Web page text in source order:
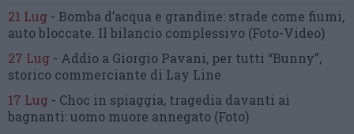
21 Lug - Bomba d’acqua e grandine: strade come fiumi,
auto bloccate. Il bilancio complessivo (Foto-Video)
27 Lug - Addio a Giorgio Pavani, per tutti “Bunny”,
storico commerciante di Lay Line
17 Lug - Choc in spiaggia, tragedia davanti ai
bagnanti:uomo muore annegato (Foto)